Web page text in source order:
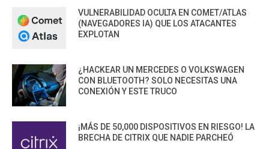
VULNERABILIDAD OCULTA EN COMET/ATLAS
(NAVEGADORES IA) QUE LOS ATACANTES
EXPLOTAN
¿HACKEAR UN MERCEDES O VOLKSWAGEN
CON BLUETOOTH? SOLO NECESITAS UNA
CONEXIÓN Y ESTE TRUCO
¡MÁS DE 50,000 DISPOSITIVOS EN RIESGO! LA
BRECHA DE CITRIX QUE NADIE PARCHEÓ